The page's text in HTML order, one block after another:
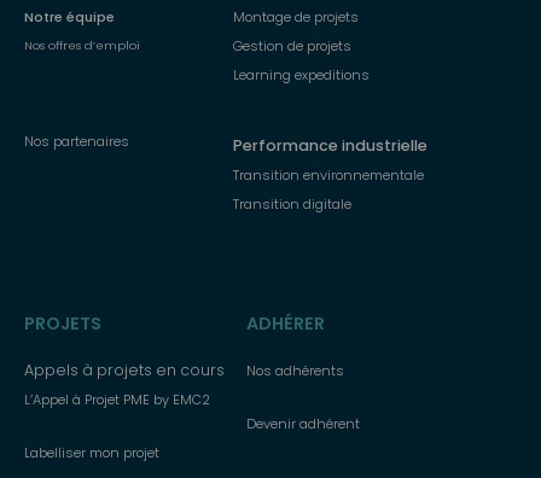
Notre équipe
Nos offres d’emploi
Nos partenaires
Montage de projets
Gestion de projets
Learning expeditions
Performance industrielle
Transition environnementale
Transition digitale
PROJETS
Appels à projets en cours
L’Appel à Projet PME by EMC2
Labelliser mon projet
ADHÉRER
Nos adhérents
Devenir adhérent